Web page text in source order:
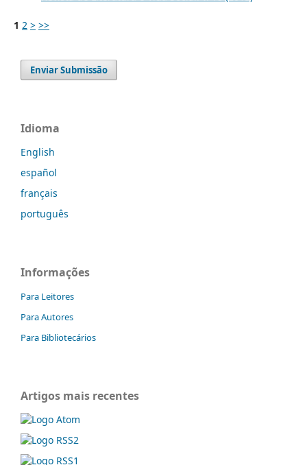
1 2 > >>
Enviar Submissão
Idioma
English
español
français
português
Informações
Para Leitores
Para Autores
Para Bibliotecários
Artigos mais recentes